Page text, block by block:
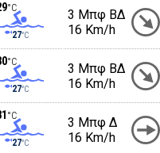
°C
27°C
3 Μπφ ΒΔ
16 Km/h
°C
27°C
3 Μπφ ΒΔ
16 Km/h
°C
27°C
3 Μπφ Δ
16 Km/h